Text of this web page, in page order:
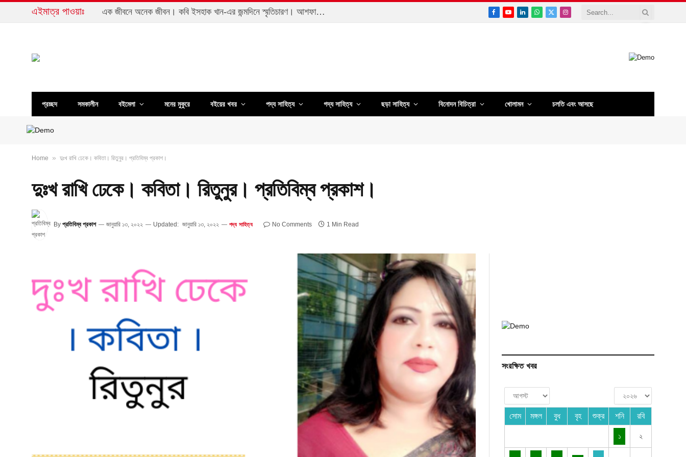
এইমাত্র পাওয়াঃ এক জীবনে অনেক জীবন। কবি ইসহাক খান-এর জন্মদিনে স্মৃতিচারণ। আশফাকুজ্জামান Facebook
YouTubeLinkedInWhatsApp
X
Instagram
প্রচ্ছদ সমকালীন বইমেলা মনের মুকুরে বইয়ের খবর পদ্য সাহিত্য গদ্য সাহিত্য ছড়া সাহিত্য বিনোদন বিচিত্রা খোলামন চলতি এবং আসছে
Home » দুঃখ রাখি ঢেকে। কবিতা। রিতুনুর। প্রতিবিম্ব প্রকাশ।
দুঃখ রাখি ঢেকে। কবিতা। রিতুনুর। প্রতিবিম্ব প্রকাশ।
By প্রতিবিম্ব প্রকাশ জানুয়ারি ১৩, ২০২২ Updated: জানুয়ারি ১৩, ২০২২ পদ্য সাহিত্য No Comments 1 Min Read
সংরক্ষিত খবর
সোম মঙ্গল বুধ বৃহ শুক্র শনি রবি
১ ২